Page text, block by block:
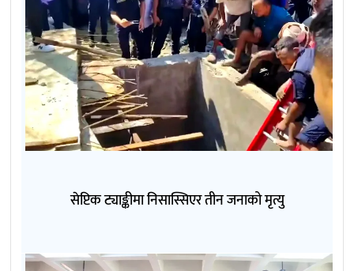
सेप्टिक ट्याङ्कीमा निसास्सिएर तीन जनाको मृत्यु